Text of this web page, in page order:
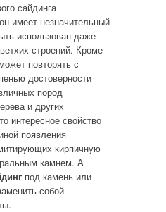
сайдинга
имеет незначительный
использован даже
строений. Кроме
повторять с
достоверности
пород
и других
интересное свойство
появления
кирпичную
камнем. А
под камень или
собой